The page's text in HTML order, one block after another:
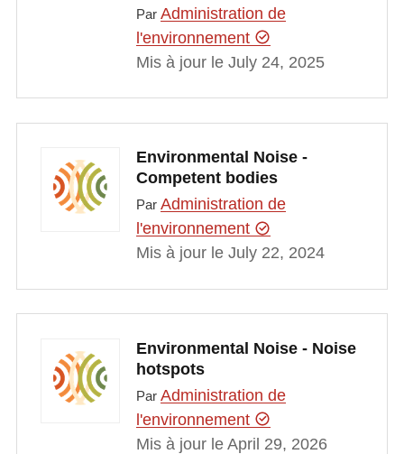
Par Administration de
l'environnement
Mis à jour le July 24, 2025
Environmental Noise -
Competent bodies
Par Administration de
l'environnement
Mis à jour le July 22, 2024
Environmental Noise - Noise
hotspots
Par Administration de
l'environnement
Mis à jour le April 29, 2026